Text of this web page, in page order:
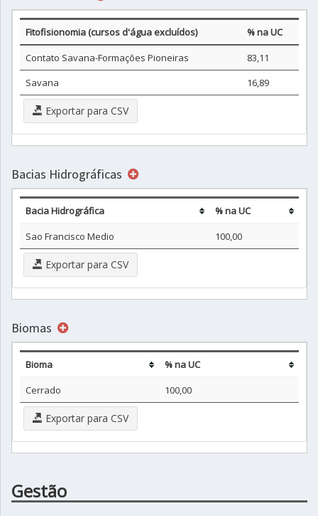
Fitofisionomia (cursos d'água excluídos)
% na UC
Contato Savana-Formações Pioneiras
83,11
Savana
16,89
Exportar para CSV
Bacias Hidrográficas
Bacia Hidrográfica
% na UC
Sao Francisco Medio
100,00
Exportar para CSV
Biomas
Bioma
% na UC
Cerrado
100,00
Exportar para CSV
Gestão